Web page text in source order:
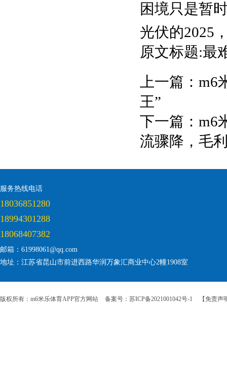
困境只是暂
光伏的2025
原文标题:最
上一篇： m6
王”
下一篇： m6
流骤降，毛
服务热线电话
18036851280
18994301288
18068407382
邮箱：61998061@qq.com
地址：江苏省昆山市前进西路华润万象汇商业中心2幢1908室
版权所有：m6米乐体育APP官方网站 备案号：苏ICP备2021001042号-1 【免责声